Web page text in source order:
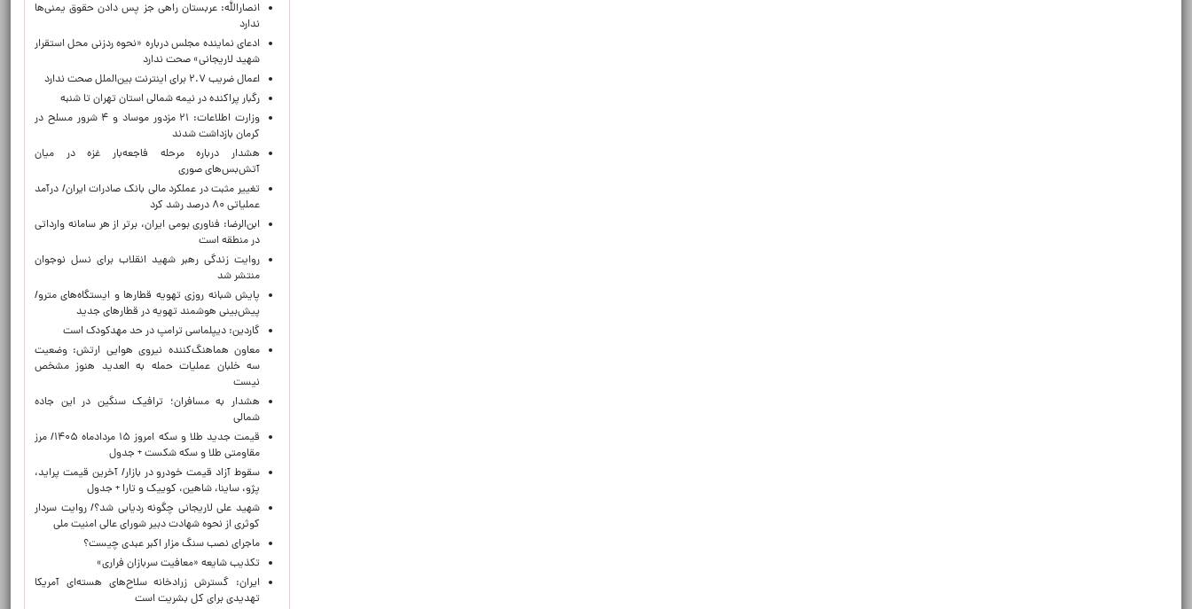
انصارالله: عربستان راهی جز پس دادن حقوق یمنی‌ها
ندارد
ادعای نماینده مجلس درباره «نحوه ردزنی محل استقرار
شهید لاریجانی» صحت ندارد
اعمال ضریب ۲.۷ برای اینترنت بین‌الملل صحت ندارد
رگبار پراکنده در نیمه شمالی استان تهران تا شنبه
وزارت اطلاعات: ۲۱ مزدور موساد و ۴ شرور مسلح در
کرمان بازداشت شدند
هشدار درباره مرحله فاجعه‌بار غزه در میان
آتش‌بس‌های صوری
تغییر مثبت در عملکرد مالی بانک صادرات ایران/ درآمد
عملیاتی ۸۰ درصد رشد کرد
ابن‌الرضا: فناوری بومی ایران، برتر از هر سامانه وارداتی
در منطقه است
روایت زندگی رهبر شهید انقلاب برای نسل نوجوان
منتشر شد
پایش شبانه روزی تهویه قطارها و ایستگاه‌های مترو/
پیش‌بینی هوشمند تهویه در قطارهای جدید
گاردین: دیپلماسی ترامپ در حد مهدکودک است
معاون هماهنگ‌کننده نیروی هوایی ارتش: وضعیت
سه خلبان عملیات حمله به العدید هنوز مشخص
نیست
هشدار به مسافران؛ ترافیک سنگین در این جاده
شمالی
قیمت جدید طلا و سکه امروز ۱۵ مردادماه ۱۴۰۵/ مرز
مقاومتی طلا و سکه شکست + جدول
سقوط آزاد قیمت خودرو در بازار/ آخرین قیمت پراید،
پژو، ساینا، شاهین، کوییک و تارا + جدول
شهید علی لاریجانی چگونه ردیابی شد؟/ روایت سردار
کوثری از نحوه شهادت دبیر شورای عالی امنیت ملی
ماجرای نصب سنگ مزار اکبر عبدی چیست؟
تکذیب شایعه «معافیت سربازان فراری»
ایران: گسترش زرادخانه سلاح‌های هسته‌ای آمریکا
تهدیدی برای کل بشریت است